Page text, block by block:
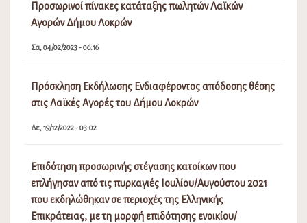
Προσωρινοί πίνακες κατάταξης πωλητών Λαϊκών
Αγορών Δήμου Λοκρών
Σα, 04/02/2023 - 06:16
Πρόσκληση Εκδήλωσης Ενδιαφέροντος απόδοσης θέσης
στις Λαϊκές Αγορές του Δήμου Λοκρών
Δε, 19/12/2022 - 03:02
Επιδότηση προσωρινής στέγασης κατοίκων που
επλήγησαν από τις πυρκαγιές Ιουλίου/Αυγούστου 2021
που εκδηλώθηκαν σε περιοχές της Ελληνικής
Επικράτειας, με τη μορφή επιδότησης ενοικίου/